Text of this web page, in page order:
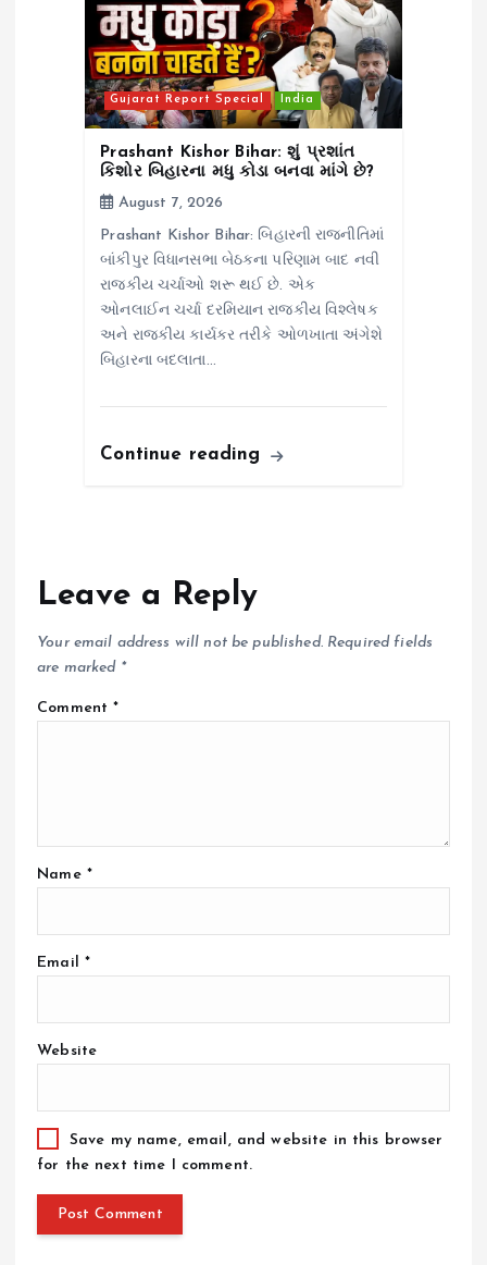
Gujarat Report Special India
Prashant Kishor Bihar: શું પ્રશાંત
કિશોર બિહારના મધુ કોડા બનવા માંગે છે?
August 7, 2026
Prashant Kishor Bihar: બિહારની રાજનીતિમાં
બાંકીપુર વિધાનસભા બેઠકના પરિણામ બાદ નવી
રાજકીય ચર્ચાઓ શરૂ થઈ છે. એક
ઓનલાઈન ચર્ચા દરમિયાન રાજકીય વિશ્લેષક
અને રાજકીય કાર્યકર તરીકે ઓળખાતા અંગેશે
બિહારના બદલાતા…
Continue reading
Leave a Reply
Your email address will not be published. Required fields
are marked *
Comment*
Name *
Email *
Website
Save my name, email, and website in this browser
for the next time I comment.